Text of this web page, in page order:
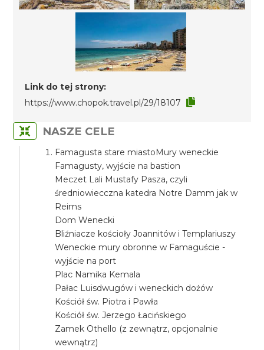
Link do tej strony:
https://www.chopok.travel.pl/29/18107
NASZE CELE
Famagusta stare miastoMury weneckie
Famagusty, wyjście na bastion
Meczet Lali Mustafy Pasza, czyli
średniowiecczna katedra Notre Damm jak w
Reims
Dom Wenecki
Bliźniacze kościoły Joannitów i Templariuszy
Weneckie mury obronne w Famaguście -
wyjście na port
Plac Namika Kemala
Pałac Luisdwugów i weneckich dożów
Kościół św. Piotra i Pawła
Kościół św. Jerzego Łacińskiego
Zamek Othello (z zewnątrz, opcjonalnie
wewnątrz)